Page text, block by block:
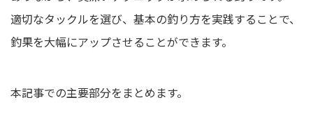
適切なタックルを選び、基本の釣り方を実践することで、
釣果を大幅にアップさせることができます。
本記事での主要部分をまとめます。